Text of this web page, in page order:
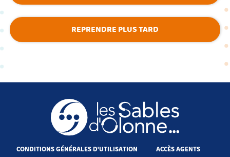
REPRENDRE PLUS TARD
CONDITIONS GÉNÉRALES D'UTILISATION
ACCÈS AGENTS